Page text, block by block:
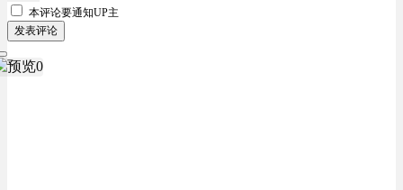
本评论要通知UP主
发表评论